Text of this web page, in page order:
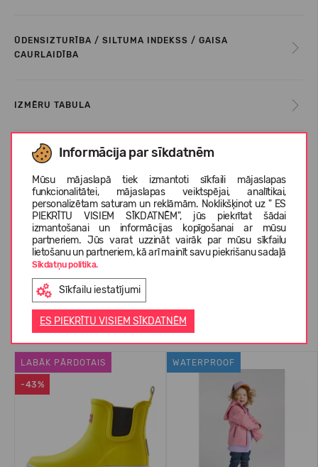
Informācija par sīkdatnēm
Mūsu mājaslapā tiek izmantoti sīkfaili mājaslapas
funkcionalitātei, mājaslapas veiktspējai, analītikai,
personalizētam saturam un reklāmām. Noklikšķinot uz " ES
PIEKRĪTU VISIEM SĪKDATNĒM", jūs piekrītat šādai
izmantošanai un informācijas kopīgošanai ar mūsu
partneriem. Jūs varat uzzināt vairāk par mūsu sīkfailu
lietošanu un partneriem, kā arī mainīt savu piekrišanu sadaļā
Sīkdatņu politika.
Sīkfailu iestatījumi
ES PIEKRĪTU VISIEM SĪKDATNĒM
ŪDENSIZTURĪBA / SILTUMA INDEKSS / GAISA
CAURLAIDĪBA
IZMĒRU TABULA
KOPŠANAS INSTRUKCIJAS
PAR REIMA
KLIENTU ATSAUKSMES (0)
Līdzīgas preces
-43%
LABĀK PĀRDOTAIS WATERPROOF